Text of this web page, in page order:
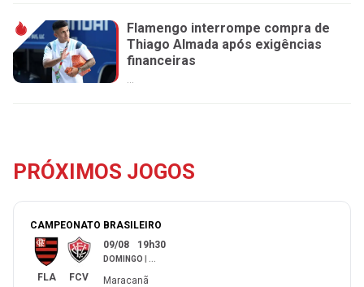
Flamengo interrompe compra de
Thiago Almada após exigências
financeiras
PRÓXIMOS JOGOS
CAMPEONATO BRASILEIRO
FLA FCV
09/08 19h30
DOMINGO
Maracanã